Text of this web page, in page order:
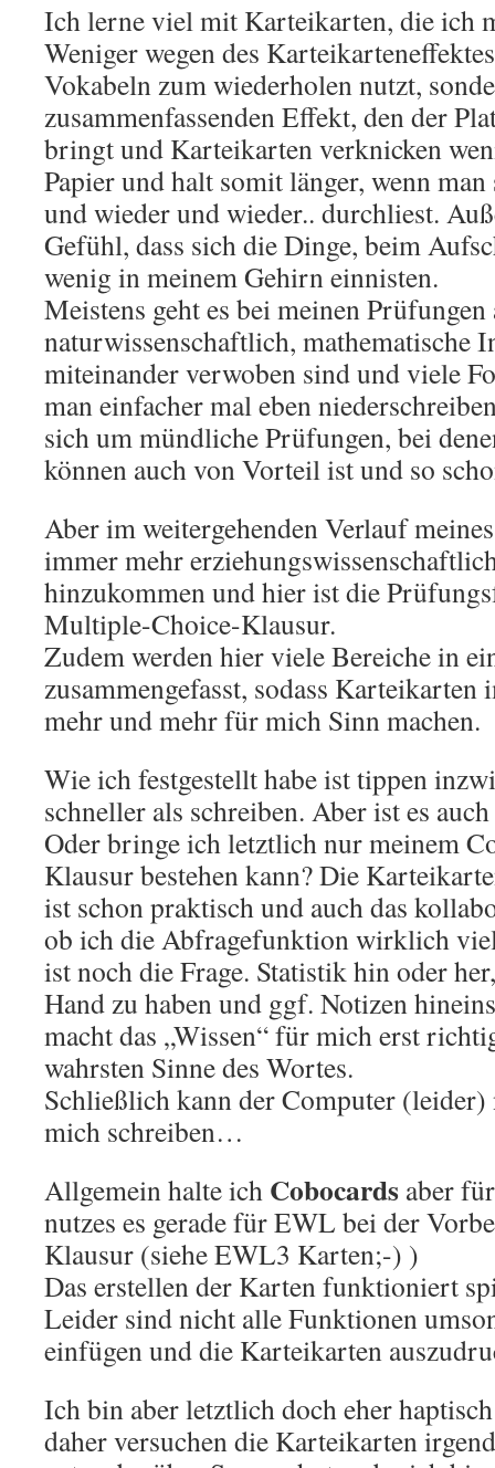
Ich lerne viel mit Karteikarten, die ich
Weniger wegen des
Vokabeln zum wiederholen nutzt,
zusammenfassenden Effekt, den der
bringt und Karteikarten verknicken
Papier und halt somit länger, wenn
und wieder und wieder.. durchliest.
Gefühl, dass sich die Dinge, beim
wenig in meinem Gehirn einnisten.
Meistens geht es bei meinen Prüfungen
naturwissenschaftlich, mathematische
miteinander verwoben sind und viele
man einfacher mal eben
sich um mündliche Prüfungen, bei
können auch von Vorteil ist und so
Aber im weitergehenden Verlauf
immer mehr
hinzukommen und hier ist die
Multiple-Choice-Klausur.
Zudem werden hier viele Bereiche in
zusammengefasst, sodass Karteikarten
mehr und mehr für mich Sinn machen.
Wie ich festgestellt habe ist tippen
schneller als schreiben. Aber ist es
Oder bringe ich letztlich nur meinem
Klausur bestehen kann? Die
ist schon praktisch und auch das
ob ich die Abfragefunktion wirklich
ist noch die Frage. Statistik hin oder
Hand zu haben und ggf. Notizen
macht das „Wissen“ für mich erst
wahrsten Sinne des Wortes.
Schließlich kann der Computer
mich schreiben…
Allgemein halte ich Cobocards aber
nutzes es gerade für EWL bei der
Klausur (siehe EWL3 Karten;-) )
Das erstellen der Karten funktioniert
Leider sind nicht alle Funktionen
einfügen und die Karteikarten
Ich bin aber letztlich doch eher
daher versuchen die Karteikarten